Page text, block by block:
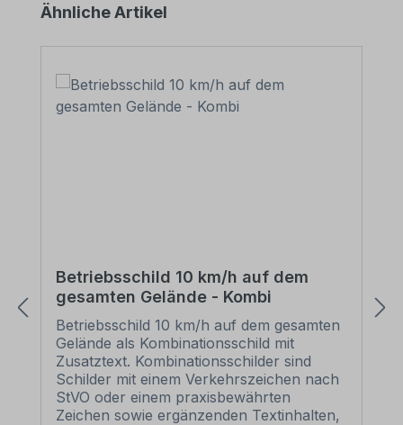
Produktgalerie überspringen
Ähnliche Artikel
Betriebsschild 10 km/h auf dem
gesamten Gelände - Kombi
Betriebsschild 10 km/h auf dem gesamten
Gelände als Kombinationsschild mit
Zusatztext. Kombinationsschilder sind
Schilder mit einem Verkehrszeichen nach
StVO oder einem praxisbewährten
Zeichen sowie ergänzenden Textinhalten,